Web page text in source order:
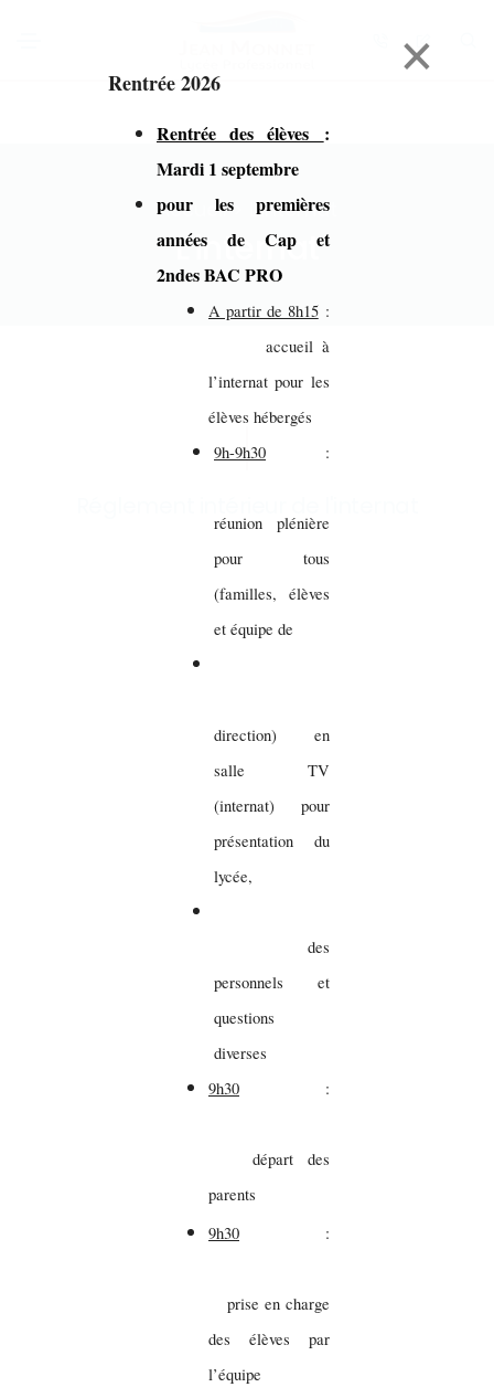
×
Rentrée 2026
Rentrée des élèves :
Mardi 1 septembre
pour les premières
années de Cap et
2ndes BAC PRO
A partir de 8h15:
accueil à
l’internat pour les
élèves hébergés
9h-9h30 :
réunion plénière
pour tous
(familles, élèves
et équipe de
direction) en
salle TV
(internat) pour
présentation du
lycée,
des
personnels et
questions
diverses
9h30 :
départ des
parents
9h30 :
prise en charge
des élèves par
l’équipe
Accueil > L'internat
L'internat